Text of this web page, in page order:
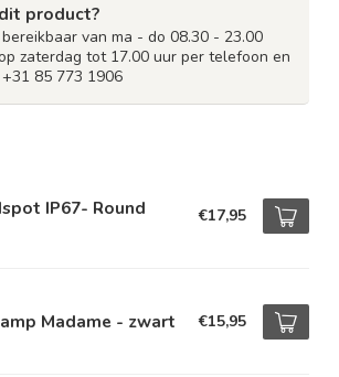
product?
van ma - do 08.30 - 23.00
zaterdag tot 17.00 uur per telefoon en
85 773 1906
IP67- Round €17,95
Madame - zwart €15,95